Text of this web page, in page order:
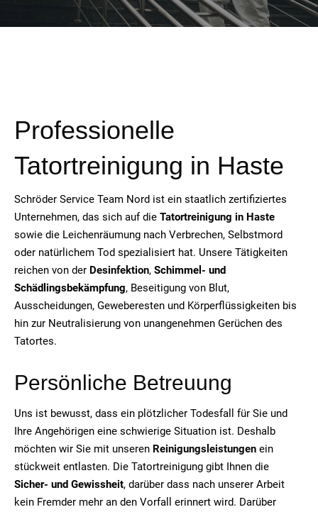
Professionelle
Tatortreinigung in Haste
Schröder Service Team Nord ist ein staatlich zertifiziertes
Unternehmen, das sich auf die Tatortreinigung in Haste
sowie die Leichenräumung nach Verbrechen, Selbstmord
oder natürlichem Tod spezialisiert hat. Unsere Tätigkeiten
reichen von der Desinfektion, Schimmel- und
Schädlingsbekämpfung, Beseitigung von Blut,
Ausscheidungen, Geweberesten und Körperflüssigkeiten bis
hin zur Neutralisierung von unangenehmen Gerüchen des
Tatortes.
Persönliche Betreuung
Uns ist bewusst, dass ein plötzlicher Todesfall für Sie und
Ihre Angehörigen eine schwierige Situation ist. Deshalb
möchten wir Sie mit unseren Reinigungsleistungen ein
stückweit entlasten. Die Tatortreinigung gibt Ihnen die
Sicher- und Gewissheit, darüber dass nach unserer Arbeit
kein Fremder mehr an den Vorfall erinnert wird. Darüber